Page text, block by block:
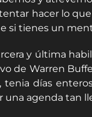
hacer lo
si tienes un
y última
de Warren
tenia días
una agenda tan